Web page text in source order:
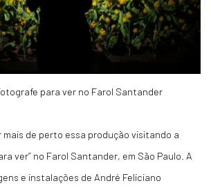
para ver no Farol Santander
de perto essa produção visitando a
ver” no Farol Santander, em São Paulo. A
e instalações de André Feliciano